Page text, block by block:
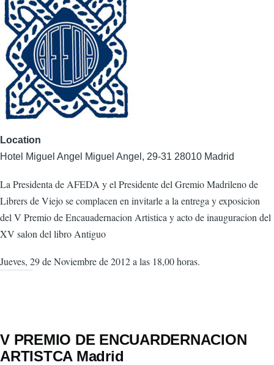
Location
Hotel Miguel Angel Miguel Angel, 29-31 28010 Madrid
La Presidenta de AFEDA y el Presidente del Gremio Madrileno de
Librers de Viejo se complacen en invitarle a la entrega y exposicion
del V Premio de Encauadernacion Artistica y acto de inauguracion del
XV salon del libro Antiguo
Jueves, 29 de Noviembre de 2012 a las 18,00 horas.
V PREMIO DE ENCUARDERNACION
ARTISTCA Madrid